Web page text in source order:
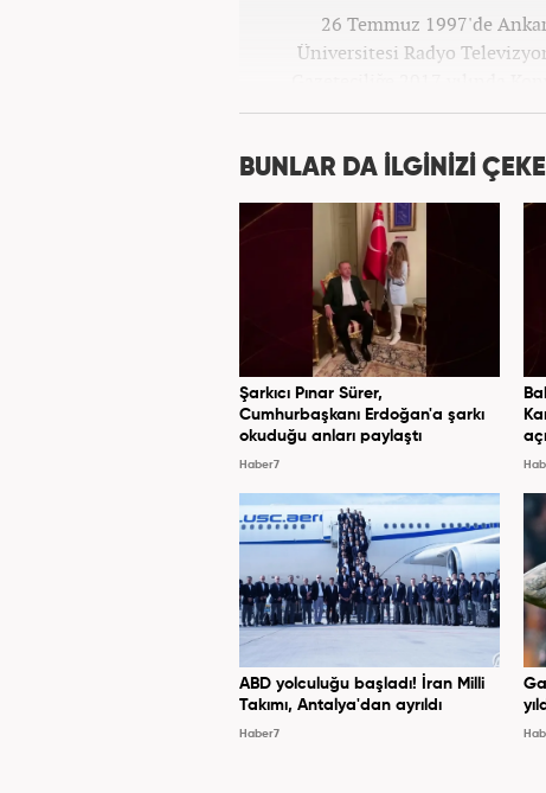
26 Temmuz 1997'de
Üniversitesi Radyo
Gazeteciliğe 2017 yılında
BUNLAR DA İLGİNİZİ
Şarkıcı Pınar Sürer,
Cumhurbaşkanı Erdoğan'a şarkı
okuduğu anları paylaştı
Haber7
ABD yolculuğu başladı! İran Milli
Takımı, Antalya'dan ayrıldı
Haber7